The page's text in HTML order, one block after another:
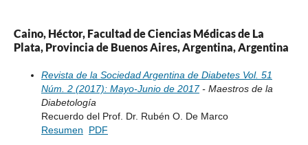
Caino, Héctor, Facultad de Ciencias Médicas de La
Plata, Provincia de Buenos Aires, Argentina, Argentina
Revista de la Sociedad Argentina de Diabetes Vol. 51
Núm. 2 (2017): Mayo-Junio de 2017- Maestros de la
Diabetología
Recuerdo del Prof. Dr. Rubén O. De Marco
Resumen
PDF